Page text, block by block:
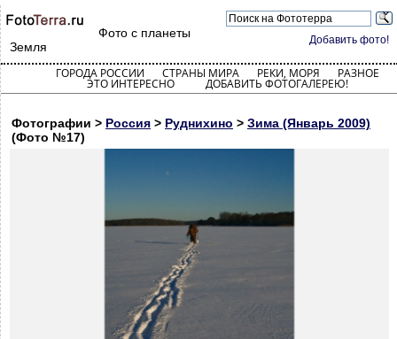
Добавить фото!
Фото с планеты
Земля
ГОРОДА РОССИИ СТРАНЫ МИРА РЕКИ, МОРЯ РАЗНОЕ
ЭТО ИНТЕРЕСНО ДОБАВИТЬ ФОТОГАЛЕРЕЮ!
Фотографии > Россия > Руднихино > Зима (Январь 2009)
(Фото №17)